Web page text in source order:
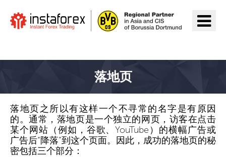
落地页
落地页之所以有这样一个不寻常的名字是有原因
的。通常，落地页是一个独立的网页，访客在点击
某个网站（例如，谷歌、YouTube）的横幅广告或
广告后“降落”到这个页面。因此，成功的落地页的秘
密包括三个部分：